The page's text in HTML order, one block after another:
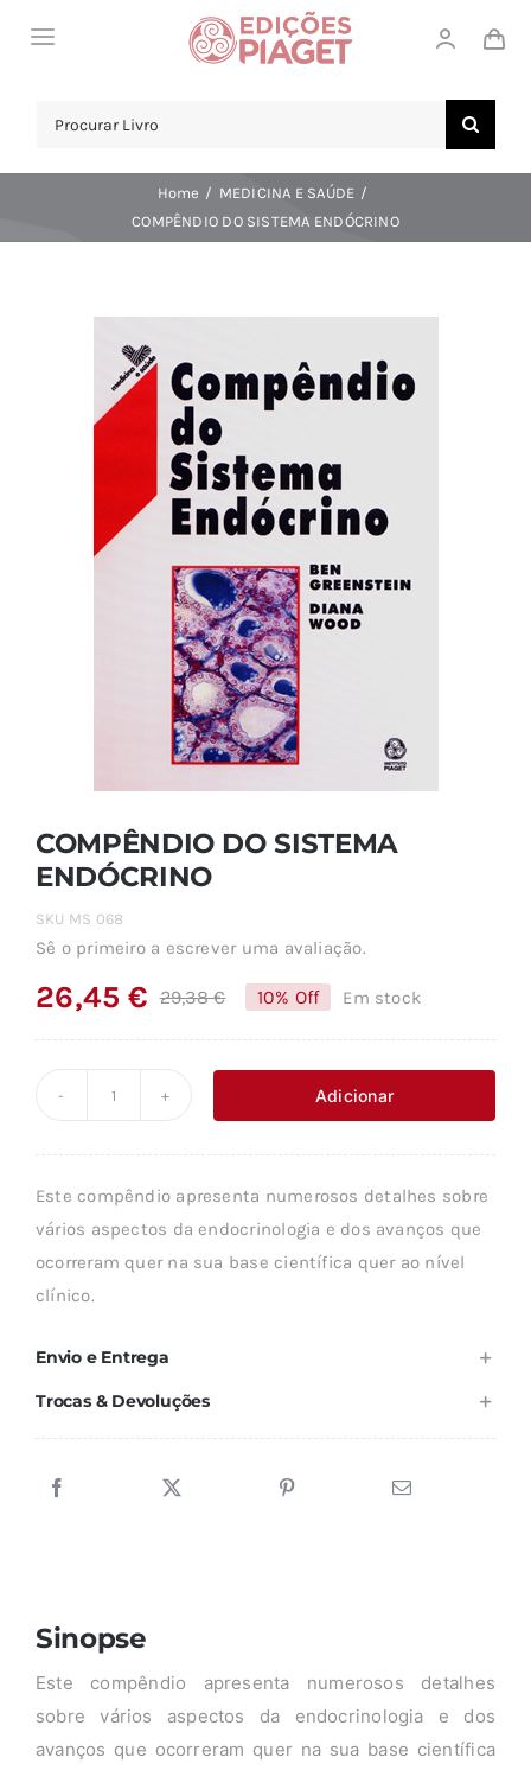
Toggle
Search
Home
MEDICINA E SAÚDE
COMPÊNDIO DO SISTEMA ENDÓCRINO
COMPÊNDIO DO SISTEMA
ENDÓCRINO
SKU MS 068
Sê o primeiro a escrever uma avaliação.
29,38€O
original
era:
26,45€
O
é:
10% Off Em stock
DO
SISTEMA
ENDÓCRINO
Adicionar
Este compêndio apresenta numerosos detalhes sobre
vários aspectos da endocrinologia e dos avanços que
ocorreram quer na sua base científica quer ao nível
clínico.
Envio e Entrega
Trocas & Devoluções
Sinopse
Este compêndio apresenta numerosos detalhes
sobre vários aspectos da endocrinologia e dos
avanços que ocorreram quer na sua base científica